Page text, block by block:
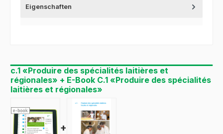
Eigenschaften
c.1 «Produire des spécialités laitières et
régionales» + E-Book C.1 «Produire des spécialités
laitières et régionales»
+